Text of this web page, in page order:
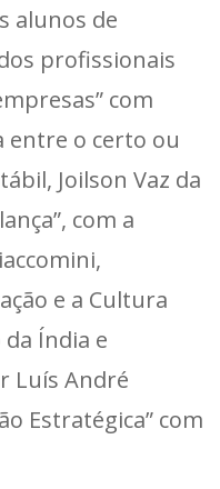
alunos de
profissionais
com
entre o certo ou
Joilson Vaz da
com a
e a Cultura
Índia e
Luís André
Estratégica” com